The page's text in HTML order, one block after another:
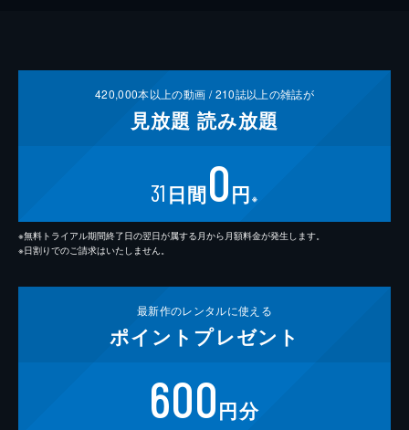
420,000本以上の動画 /210誌以上の雑誌が
見放題 読み放題
31 日間0円 ※
※無料トライアル期間終了日の翌日が属する月から月額料金が発生します。
※日割りでのご請求はいたしません。
最新作のレンタルに使える
ポイント プレゼント
600円分